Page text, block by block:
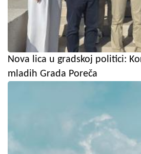
Nova lica u gradskoj politici:
mladih Grada Poreča